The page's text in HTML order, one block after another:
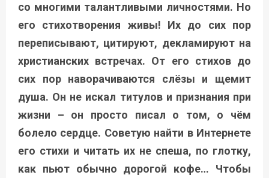
со многими талантливыми личностями. Но
его стихотворения живы! Их до сих пор
переписывают, цитируют, декламируют на
христианских встречах. От его стихов до
сих пор наворачиваются слёзы и щемит
душа. Он не искал титулов и признания при
жизни – он просто писал о том, о чём
болело сердце. Советую найти в Интернете
его стихи и читать их не спеша, по глотку,
как пьют обычно дорогой кофе… Чтобы